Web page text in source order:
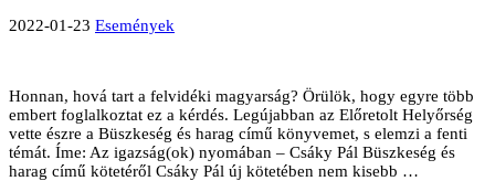
2022-01-23 Események
Honnan, hová tart a felvidéki magyarság? Örülök, hogy egyre több
embert foglalkoztat ez a kérdés. Legújabban az Előretolt Helyőrség
vette észre a Büszkeség és harag című könyvemet, s elemzi a fenti
témát. Íme: Az igazság(ok) nyomában – Csáky Pál Büszkeség és
harag című kötetéről Csáky Pál új kötetében nem kisebb …